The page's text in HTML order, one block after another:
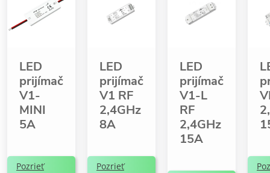
LED
prijímač
V1-
MINI
5A
Pozrieť
LED
prijímač
V1 RF
2,4GHz
8A
Pozrieť
LED
prijímač
V1-L
RF
2,4GHz
15A